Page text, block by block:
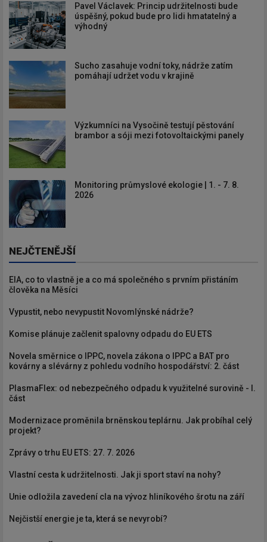
Pavel Václavek: Princip udržitelnosti bude
úspěšný, pokud bude pro lidi hmatatelný a
výhodný
Sucho zasahuje vodní toky, nádrže zatím
pomáhají udržet vodu v krajině
Výzkumníci na Vysočině testují pěstování
brambor a sóji mezi fotovoltaickými panely
Monitoring průmyslové ekologie | 1. - 7. 8.
2026
NEJČTENĚJŠÍ
EIA, co to vlastně je a co má společného s prvním přistáním
člověka na Měsíci
Vypustit, nebo nevypustit Novomlýnské nádrže?
Komise plánuje začlenit spalovny odpadu do EU ETS
Novela směrnice o IPPC, novela zákona o IPPC a BAT pro
kovárny a slévárny z pohledu vodního hospodářství: 2. část
PlasmaFlex: od nebezpečného odpadu k využitelné surovině - I.
část
Modernizace proměnila brněnskou teplárnu. Jak probíhal celý
projekt?
Zprávy o trhu EU ETS: 27. 7. 2026
Vlastní cesta k udržitelnosti. Jak ji sport staví na nohy?
Unie odložila zavedení cla na vývoz hliníkového šrotu na září
Nejčistší energie je ta, která se nevyrobí?